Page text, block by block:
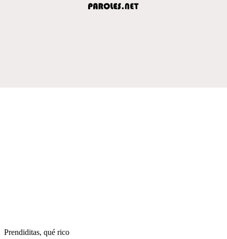
Prendiditas, qué rico